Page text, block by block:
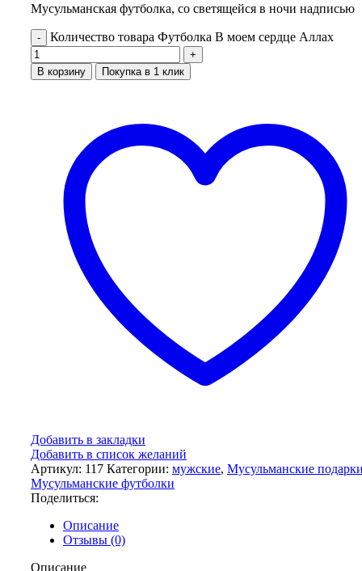
Мусульманская футболка, со светящейся в ночи надписью
Количество товара Футболка В моем сердце Аллах
В корзину Покупка в 1 клик
Добавить в закладки
Добавить в список желаний
Артикул: 117 Категории: мужские, Мусульманские
Мусульманские футболки
Поделиться:
Описание
Отзывы (0)
Описание